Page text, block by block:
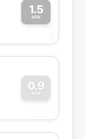
1.5
MW1
0.9
MW
0